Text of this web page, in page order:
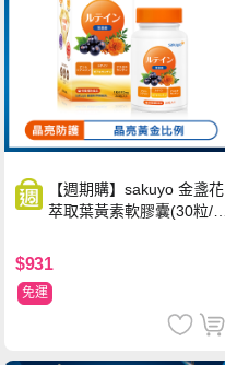
【週期購】sakuyo 金盞花
萃取葉黃素軟膠囊(30粒/
$931
免運